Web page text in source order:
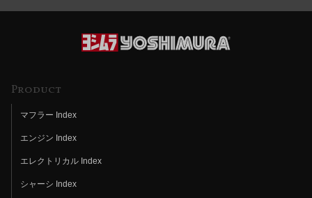
Product
マフラー Index
エンジン Index
エレクトリカル Index
シャーシ Index